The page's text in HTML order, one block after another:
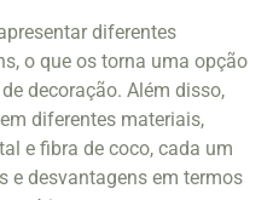
diferentes
o que os torna uma opção
decoração. Além disso,
diferentes materiais,
e fibra de coco, cada um
e desvantagens em termos